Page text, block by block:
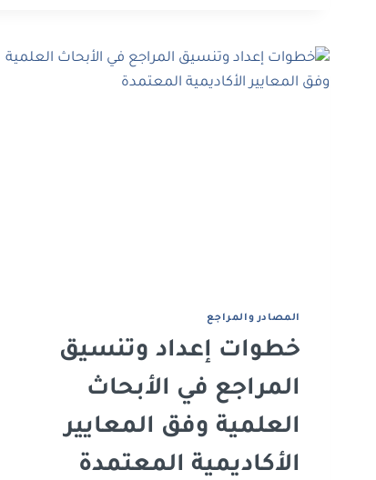
في
البحوث
اﻟﻤﺼﺎدر واﻟﻤﺮاﺟﻊ
خطوات إعداد وتنسيق
المراجع في الأبحاث
العلمية وفق المعايير
الأكاديمية المعتمدة